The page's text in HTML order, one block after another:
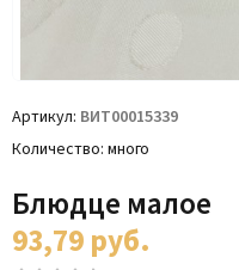
Артикул ВИТ00015339
Количество много
Блюдце малое
93,79руб.